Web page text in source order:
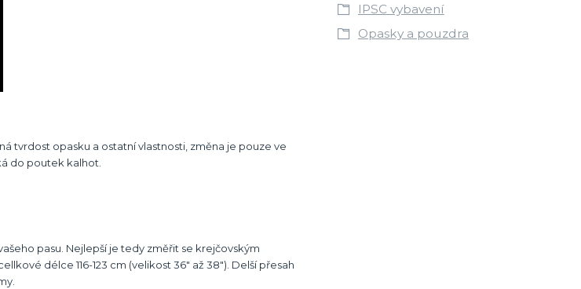
tvrdost opasku a ostatní vlastnosti, změna je pouze ve
do poutek kalhot.
pasu. Nejlepší je tedy změřit se krejčovským
délce 116-123 cm (velikost 36" až 38"). Delší přesah
IPSC vybavení
Opasky a pouzdra